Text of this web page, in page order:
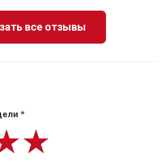
все отзывы
*